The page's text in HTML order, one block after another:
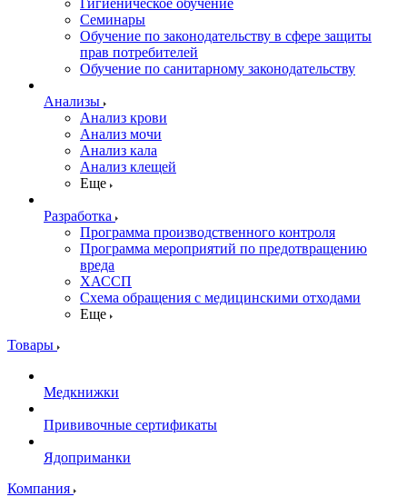
Гигиеническое обучение
Семинары
Обучение по законодательству в сфере защиты
прав потребителей
Обучение по санитарному законодательству
Анализы
Анализ крови
Анализ мочи
Анализ кала
Анализ клещей
Еще
Разработка
Программа производственного контроля
Программа мероприятий по предотвращению
вреда
ХАССП
Схема обращения с медицинскими отходами
Еще
Товары
Медкнижки
Прививочные сертификаты
Ядоприманки
Компания